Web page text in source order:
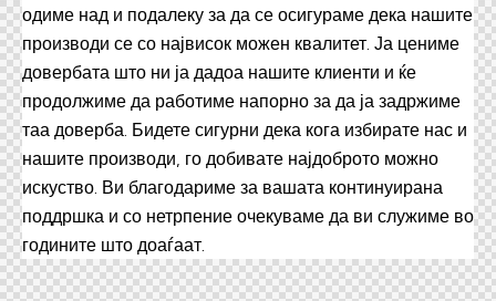
одиме над и подалеку за да се осигураме дека нашите
производи се со највисок можен квалитет. Ја цениме
довербата што ни ја дадоа нашите клиенти и ќе
продолжиме да работиме напорно за да ја задржиме
таа доверба. Бидете сигурни дека кога избирате нас и
нашите производи, го добивате најдоброто можно
искуство. Ви благодариме за вашата континуирана
поддршка и со нетрпение очекуваме да ви служиме во
годините што доаѓаат.